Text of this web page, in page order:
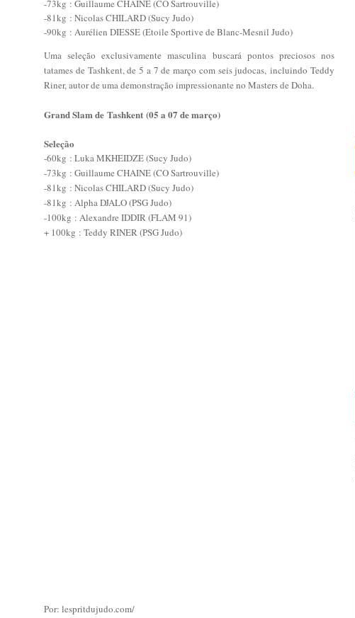
-73kg : Guillaume CHAINE (CO Sartrouville)
-81kg : Nicolas CHILARD (Sucy Judo)
-90kg : Aurélien DIESSE (Etoile Sportive de Blanc-Mesnil Judo)
Uma seleção exclusivamente masculina buscará pontos preciosos nos
tatames de Tashkent, de 5 a 7 de março com seis judocas,incluindo Teddy
Riner, autor de uma demonstração impressionante no Masters de Doha.
Grand Slam de Tashkent (05 a 07 de março)
Seleção
-60kg : Luka MKHEIDZE (Sucy Judo)
-73kg : Guillaume CHAINE (CO Sartrouville)
-81kg : Nicolas CHILARD (Sucy Judo)
-81kg : Alpha DJALO (PSG Judo)
-100kg : Alexandre IDDIR (FLAM 91)
+ 100kg : Teddy RINER (PSG Judo)
Por: lespritdujudo.com/